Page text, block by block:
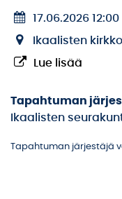
17.06.2026 12:00
Ikaalisten
Lue lisää
Tapahtuman
Ikaalisten
Tapahtuman järjestäjä